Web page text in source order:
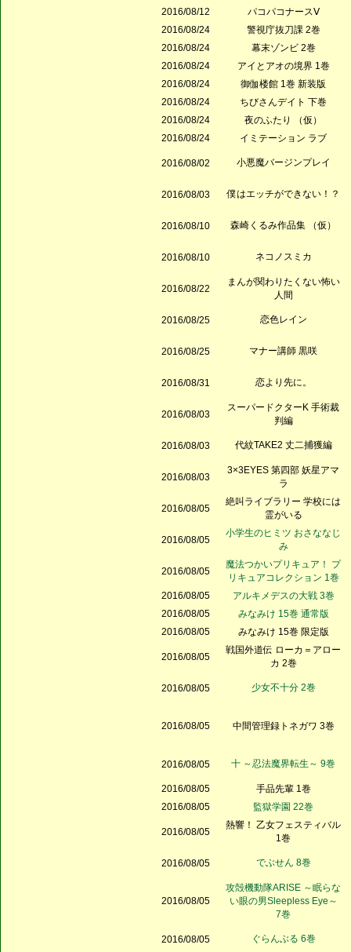
2016/08/12
パコパコナースⅤ
2016/08/24
警視庁抜刀課 2巻
2016/08/24
幕末ゾンビ 2巻
2016/08/24
アイとアオの境界 1巻
2016/08/24
御伽楼館 1巻 新装版
2016/08/24
ちびさんデイト 下巻
2016/08/24
夜のふたり （仮）
2016/08/24
イミテーション ラブ
2016/08/02 小悪魔バージンプレイ
2016/08/03 僕はエッチができない！？
2016/08/10 森崎くるみ作品集 （仮）
2016/08/10 ネコノスミカ
2016/08/22
まんが関わりたくない怖い
人間
2016/08/25 恋色レイン
2016/08/25 マナー講師 黒咲
2016/08/31 恋より先に。
2016/08/03
スーパードクターK 手術裁
判編
2016/08/03 代紋TAKE2 丈二捕獲編
2016/08/03
3×3EYES 第四部 妖星アマ
ラ
2016/08/05
絶叫ライブラリー 学校には
霊がいる
2016/08/05
小学生のヒミツ おさななじ
み
2016/08/05
魔法つかいプリキュア！ プ
リキュアコレクション 1巻
2016/08/05
アルキメデスの大戦 3巻
2016/08/05
みなみけ 15巻 通常版
2016/08/05
みなみけ 15巻 限定版
2016/08/05
戦国外道伝 ローカ＝アロー
カ 2巻
2016/08/05 少女不十分 2巻
2016/08/05 中間管理録トネガワ 3巻
2016/08/05 十 ～忍法魔界転生～ 9巻
2016/08/05
手品先輩 1巻
2016/08/05
監獄学園 22巻
2016/08/05
熱響！ 乙女フェスティバル
1巻
2016/08/05 でぶせん 8巻
2016/08/05
攻殻機動隊ARISE ～眠らな
い眼の男Sleepless Eye～
7巻
2016/08/05 ぐらんぶる 6巻